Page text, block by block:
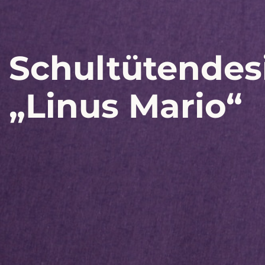
„Linus Mario“